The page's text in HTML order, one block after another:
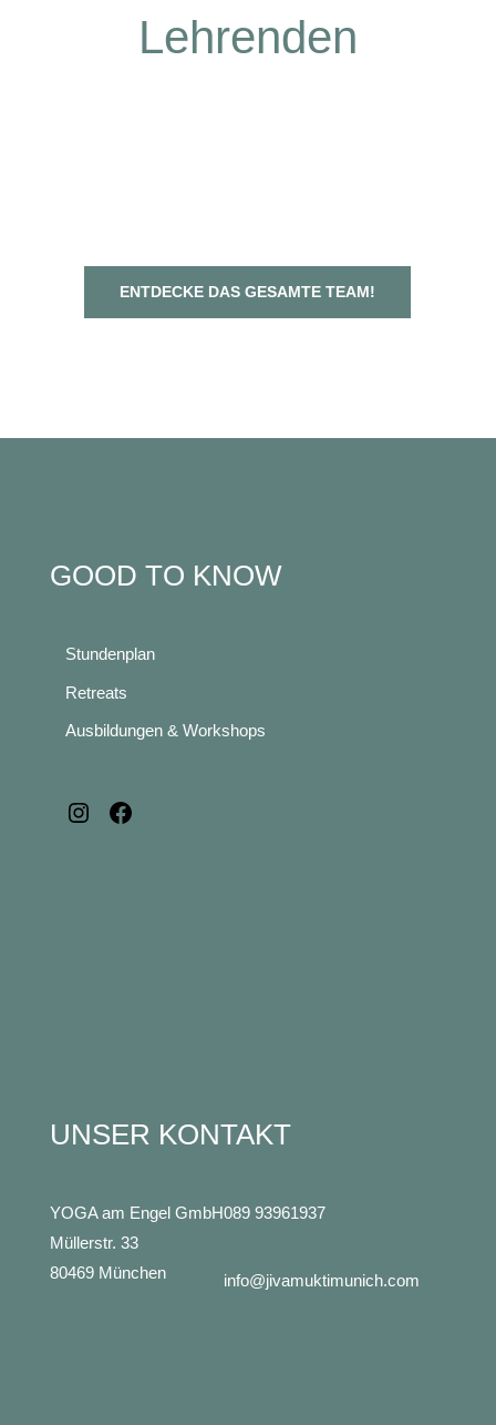
Lehrenden
ENTDECKE DAS GESAMTE TEAM!
GOOD TO KNOW
Stundenplan
Retreats
Ausbildungen & Workshops
Instagram
UNSER KONTAKT
YOGA am Engel GmbH
Müllerstr. 33
80469 München
089 93961937
info@jivamuktimunich.com